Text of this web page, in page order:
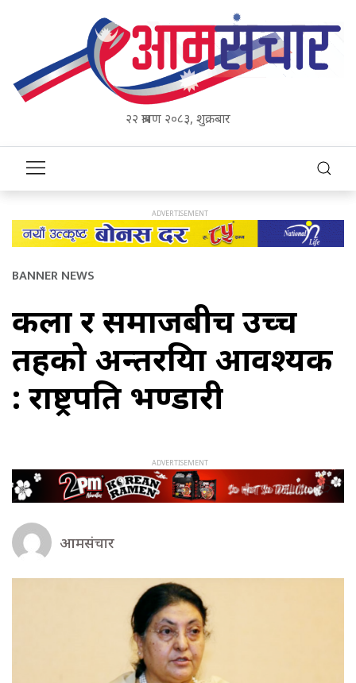
२२ श्रावण २०८३, शुक्रबार
BANNER NEWS
कला र समाजबीच उच्च
तहको अन्तरक्रिया आवश्यक
: राष्ट्रपति भण्डारी
आमसंचार